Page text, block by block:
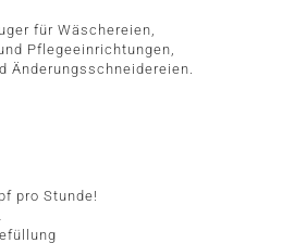
für Wäschereien,
Pflegeeinrichtungen,
Änderungsschneidereien.
pro Stunde!